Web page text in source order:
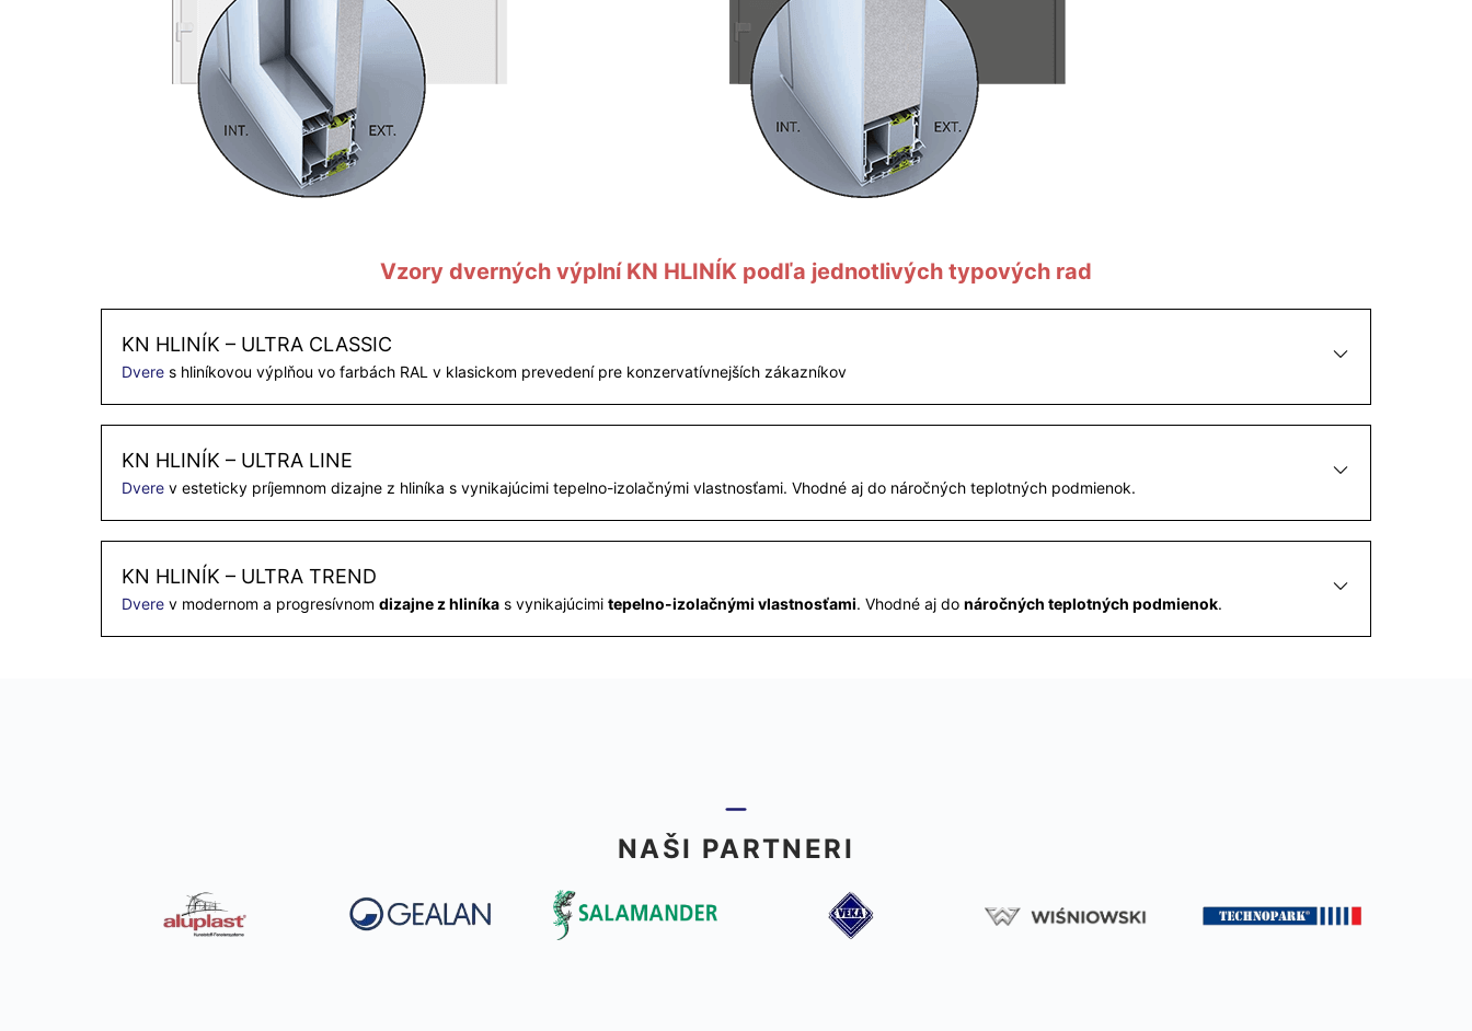
Vzory dverných výplní KN HLINÍK podľa jednotlivých typových rad
KN HLINÍK – ULTRA CLASSIC
Dvere s hliníkovou výplňou vo farbách RAL v klasickom prevedení pre konzervatívnejších zákazníkov
KN HLINÍK – ULTRA LINE
Dvere v esteticky príjemnom dizajne z hliníka s vynikajúcimi tepelno-izolačnými vlastnosťami. Vhodné aj do náročných teplotných podmienok.
KN HLINÍK – ULTRA TREND
Dvere v modernom a progresívnom dizajne z hliníka s vynikajúcimi tepelno-izolačnými vlastnosťami. Vhodné aj do náročných teplotných podmienok.
NAŠI PARTNERI